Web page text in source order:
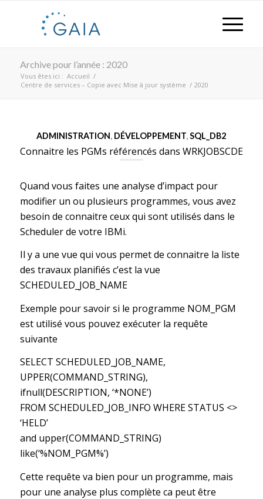
Archive pour l’année : 2020
Vous êtes ici : Accueil /
Centre de services – Copie avec Mise à jour système / 2020
ADMINISTRATION, DÉVELOPPEMENT,SQL_DB2
Connaitre les PGMs référencés dans WRKJOBSCDE
Quand vous faites une analyse d’impact pour
modifier un ou plusieurs programmes, vous avez
besoin de connaitre ceux qui sont utilisés dans le
Scheduler de votre IBMi.
Il y a une vue qui vous permet de connaitre la liste
des travaux planifiés c’est la vue
SCHEDULED_JOB_NAME
Exemple pour savoir si le programme NOM_PGM
est utilisé vous pouvez exécuter la requête
suivante
SELECT SCHEDULED_JOB_NAME,
UPPER(COMMAND_STRING),
ifnull(DESCRIPTION, ‘*NONE’)
FROM SCHEDULED_JOB_INFO WHERE STATUS <>
‘HELD’
and upper(COMMAND_STRING)
like(‘%NOM_PGM%’)
Cette requête va bien pour un programme, mais
pour une analyse plus complète ca peut être